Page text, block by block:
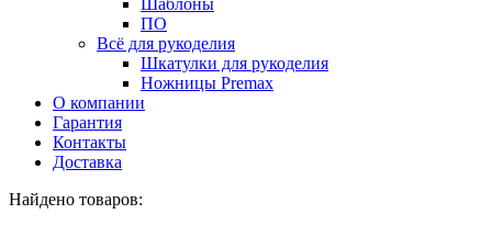
Шаблоны
ПО
Всё для рукоделия
Шкатулки для рукоделия
Ножницы Premax
О компании
Гарантия
Контакты
Доставка
Найдено товаров: